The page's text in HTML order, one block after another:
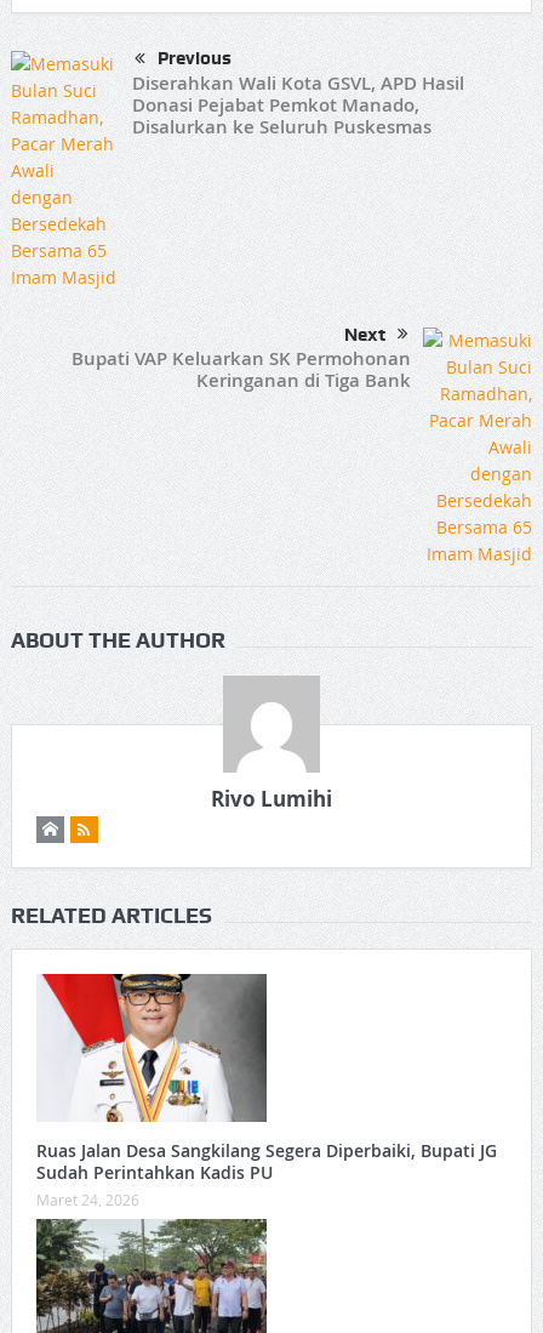
Previous
Diserahkan Wali Kota GSVL, APD Hasil
Donasi Pejabat Pemkot Manado,
Disalurkan ke Seluruh Puskesmas
Next
Bupati VAP Keluarkan SK Permohonan
Keringanan di Tiga Bank
ABOUT THE AUTHOR
Rivo Lumihi
RELATED ARTICLES
Ruas Jalan Desa Sangkilang Segera Diperbaiki, Bupati JG
Sudah Perintahkan Kadis PU
Maret 24, 2026